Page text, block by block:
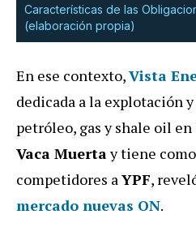
Características de las
(elaboración propia)
En ese contexto,Vista
dedicada a la explotación
petróleo, gas y shale oil
Vaca Muertay tiene
competidores a YPF,
mercado nuevas ON.